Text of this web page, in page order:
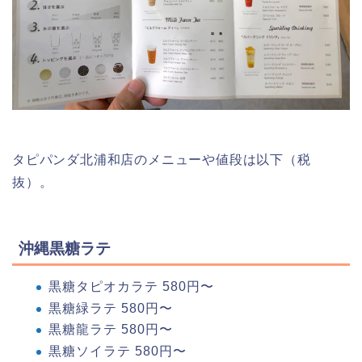
タピパンダ北浦和店のメニューや値段は以下（税
抜）。
沖縄黒糖ラテ
黒糖タピオカラテ 580円〜
黒糖緑ラテ 580円〜
黒糖龍ラテ 580円〜
黒糖ソイラテ 580円〜